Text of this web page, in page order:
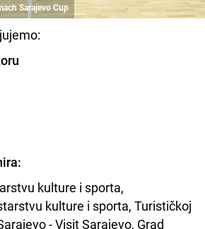
Sarajevo Cup
kulture i sporta,
kulture i sporta, Turističkoj
- Visit Sarajevo, Grad